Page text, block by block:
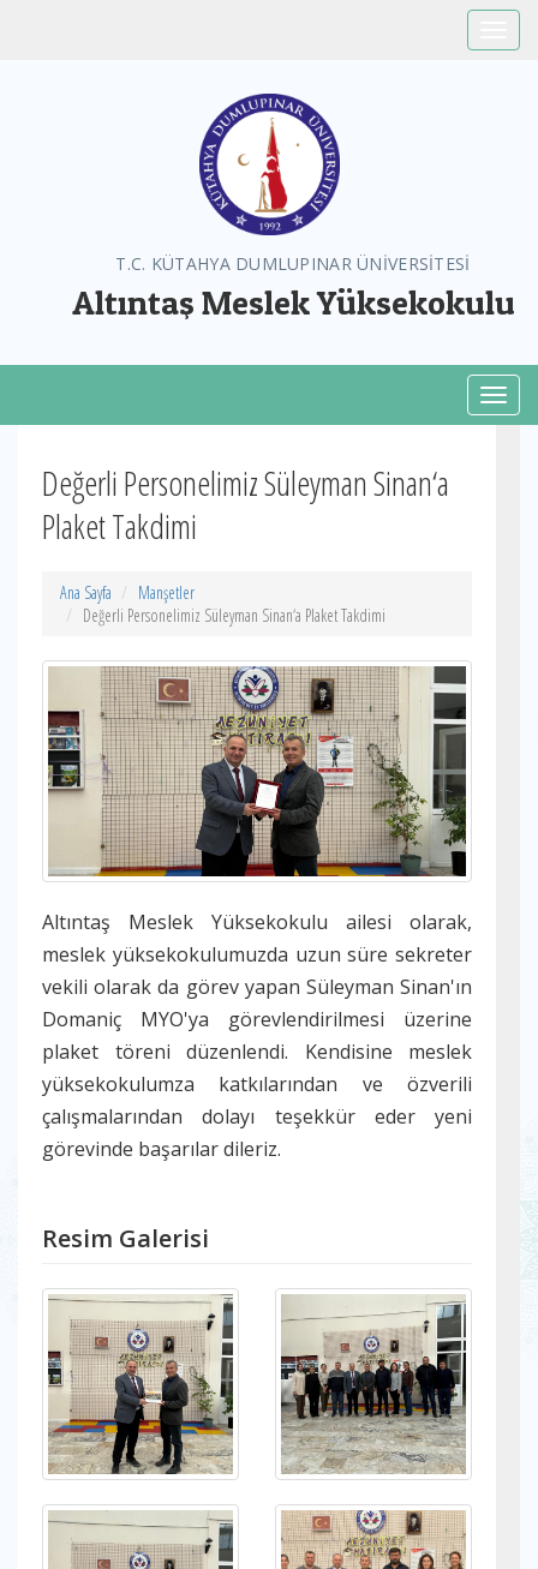
T.C. KÜTAHYA DUMLUPINAR ÜNİVERSİTESİ
Altıntaş Meslek Yüksekokulu
Değerli Personelimiz Süleyman Sinan‘a
Plaket Takdimi
Ana Sayfa
Manşetler
Değerli Personelimiz Süleyman Sinan‘a Plaket Takdimi
Altıntaş Meslek Yüksekokulu ailesi olarak,
meslek yüksekokulumuzda uzun süre sekreter
vekili olarak da görev yapan Süleyman Sinan'ın
Domaniç MYO'ya görevlendirilmesi üzerine
plaket töreni düzenlendi. Kendisine meslek
yüksekokulumza katkılarından ve özverili
çalışmalarından dolayı teşekkür eder yeni
görevinde başarılar dileriz.
Resim Galerisi